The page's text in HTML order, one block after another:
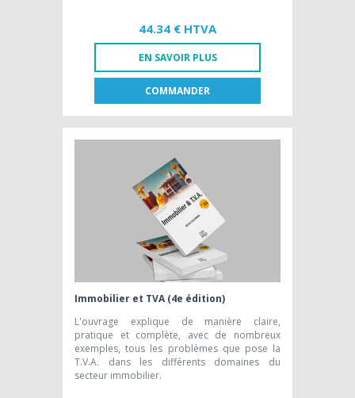
44.34 € HTVA
EN SAVOIR PLUS
COMMANDER
NL
Immobilier et TVA (4e édition)
L'ouvrage explique de manière claire,
pratique et complète, avec de nombreux
exemples, tous les problèmes que pose la
T.V.A. dans les différents domaines du
secteur immobilier.